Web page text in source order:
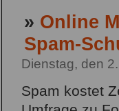
» Online
Spam-
Dienstag, den
Spam kostet